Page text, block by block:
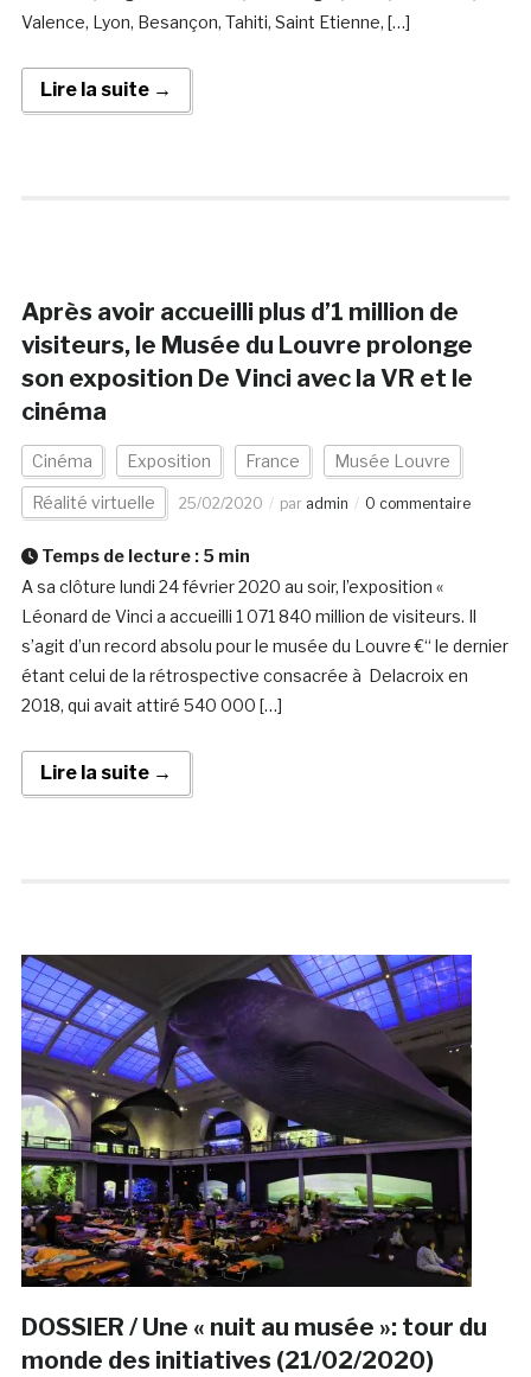
Valence, Lyon, Besançon, Tahiti, Saint Etienne, […]
Lire la suite →
Après avoir accueilli plus d’1 million de
visiteurs, le Musée du Louvre prolonge
son exposition De Vinci avec la VR et le
cinéma
Cinéma Exposition France Musée Louvre
Réalité virtuelle 25/02/2020 par admin 0 commentaire
Temps de lecture : 5 min
A sa clôture lundi 24 février 2020 au soir, l’exposition «
Léonard de Vinci a accueilli 1 071 840 million de visiteurs. Il
s’agit d’un record absolu pour le musée du Louvre €“ le dernier
étant celui de la rétrospective consacrée à Delacroix en
2018, qui avait attiré 540 000 […]
Lire la suite →
DOSSIER / Une « nuit au musée »: tour du
monde des initiatives (21/02/2020)